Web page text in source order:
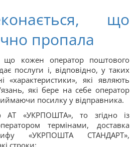
що
пропала
що кожен оператор поштового
послуги і, відповідно, у таких
«характеристики», які являють
які бере на себе оператор
посилку у відправника.
АТ «УКРПОШТА», то згідно із
термінами, доставка
«УКРПОШТА СТАНДАРТ»,
строки: